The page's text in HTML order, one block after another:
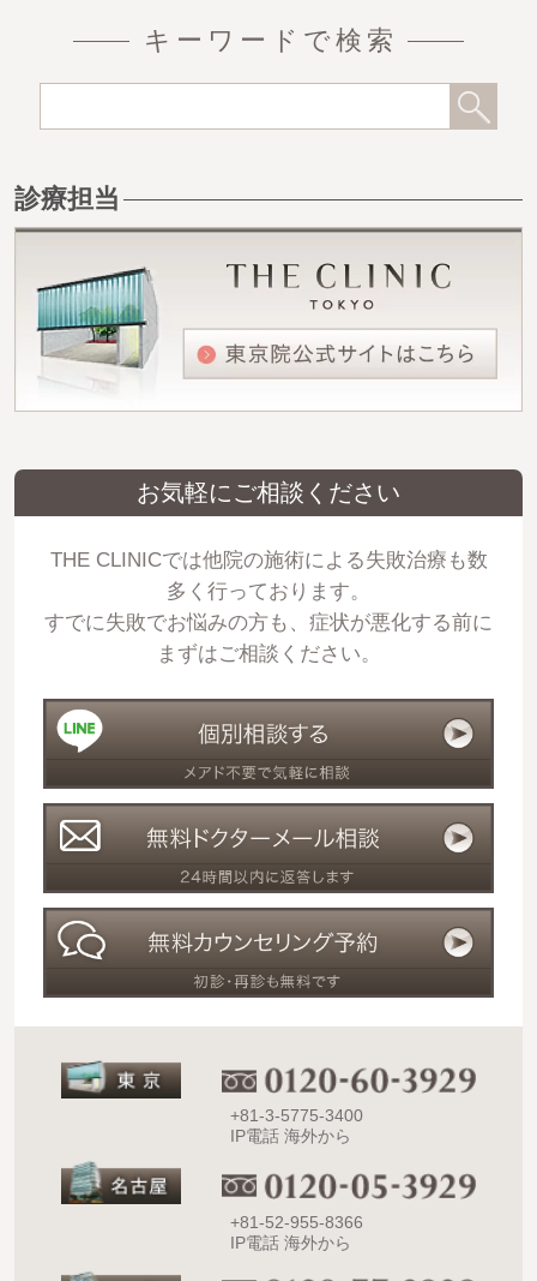
キーワードで検索
診療担当
お気軽にご相談ください
THE CLINICでは他院の施術による失敗治療も数
多く行っております。
すでに失敗でお悩みの方も、症状が悪化する前に
まずはご相談ください。
+81-3-5775-3400
IP電話 海外から
+81-52-955-8366
IP電話 海外から